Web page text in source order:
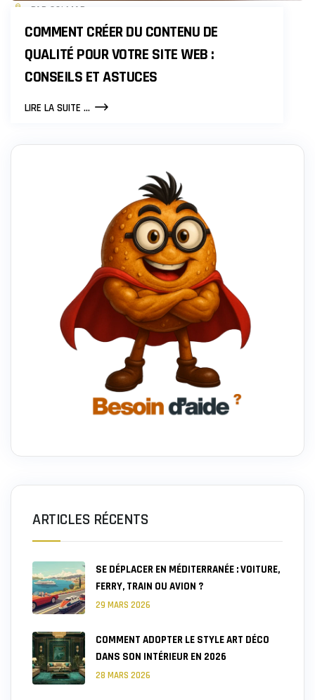
PAR COLMAR
COMMENT CRÉER DU CONTENU DE
QUALITÉ POUR VOTRE SITE WEB :
CONSEILS ET ASTUCES
LIRE LA SUITE ...COMMENT
CONTENU
WEB
CONSEILS
ET
ASTUCES
ARTICLES RÉCENTS
SE DÉPLACER EN MÉDITERRANÉE : VOITURE,
FERRY, TRAIN OU AVION ?
29 MARS 2026
COMMENT ADOPTER LE STYLE ART DÉCO
DANS SON INTÉRIEUR EN 2026
28 MARS 2026